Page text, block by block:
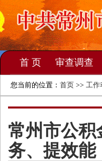
首 页 审查调查
您当前的位置： 首页 >> 工作
常州市公积
务、提效能